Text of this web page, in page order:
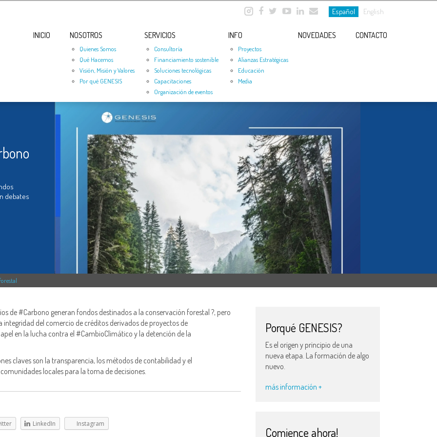
Español English
INICIO NOSOTROS
Quienes Somos
Qué Hacemos
Visión, Misión y Valores
Por qué GENESIS
SERVICIOS
Consultoría
Financiamiento sostenible
Soluciones tecnológicas
Capacitaciones
Organización de eventos
INFO
Proyectos
Alianzas Estratégicas
Educación
Media
NOVEDADES CONTACTO
debates
de #Carbono generan fondos destinados a la conservación forestal ?, pero
integridad del comercio de créditos derivados de proyectos de
en la lucha contra el #CambioClimático y la detención de la
claves son la transparencia, los métodos de contabilidad y el
locales para la toma de decisiones.
LinkedIn Instagram
Porqué GENESIS?
Es el origen y principio de una
nueva etapa. La formación de algo
nuevo.
más información +
Comience ahora!